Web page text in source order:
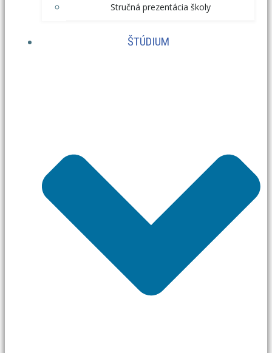
Stručná prezentácia školy
ŠTÚDIUM